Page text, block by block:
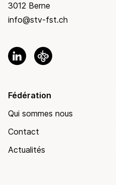
3012 Berne
info@stv-fst.ch
Fédération
Qui sommes nous
Contact
Actualités